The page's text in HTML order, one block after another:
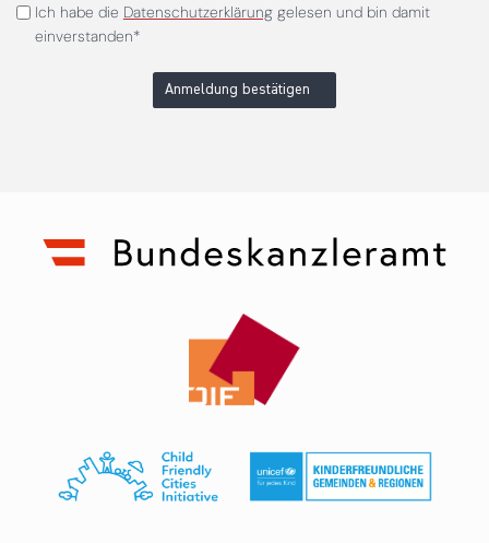
Ich habe die Datenschutzerklärunggelesen und bin damit
einverstanden*
Anmeldung bestätigen